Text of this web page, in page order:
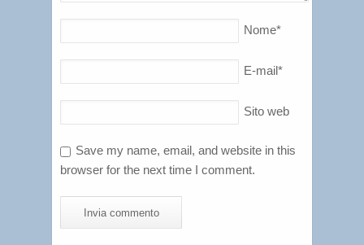
Nome*
E-mail*
Sito web
Save my name, email, and website in this
browser for the next time I comment.